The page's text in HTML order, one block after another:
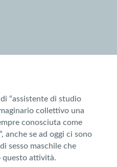
“assistente di studio
collettivo una
conosciuta come
anche se ad oggi ci sono
sesso maschile che
questo attività.